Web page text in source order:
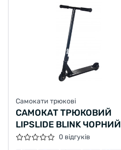
Самокати трюкові
САМОКАТ ТРЮКОВИЙ
LIPSLIDE BLINK ЧОРНИЙ
0 відгуків